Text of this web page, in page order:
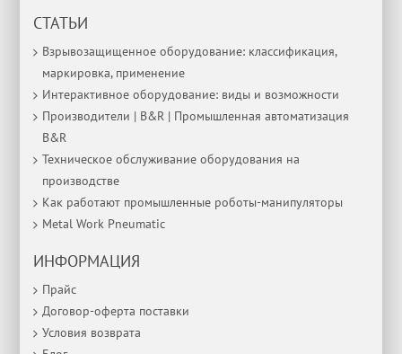
СТАТЬИ
Взрывозащищенное оборудование: классификация,
маркировка, применение
Интерактивное оборудование: виды и возможности
Производители | B&R | Промышленная автоматизация
B&R
Техническое обслуживание оборудования на
производстве
Как работают промышленные роботы-манипуляторы
Metal Work Pneumatic
ИНФОРМАЦИЯ
Прайс
Договор-оферта поставки
Условия возврата